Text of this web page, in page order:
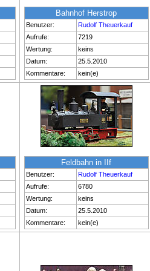
Bahnhof Herstrop
Benutzer:
Rudolf Theuerkauf
Aufrufe:
7219
Wertung:
keins
Datum:
25.5.2010
Kommentare:
kein(e)
Feldbahn in IIf
Benutzer:
Rudolf Theuerkauf
Aufrufe:
6780
Wertung:
keins
Datum:
25.5.2010
Kommentare:
kein(e)